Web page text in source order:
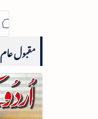
مقبول عام